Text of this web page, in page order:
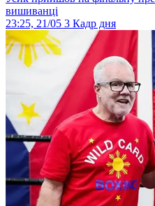
вишиванці
23:25, 21/05 3 Кадр дня